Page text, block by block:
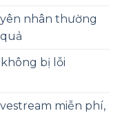
nhân thường
bị lỗi
miễn phí,